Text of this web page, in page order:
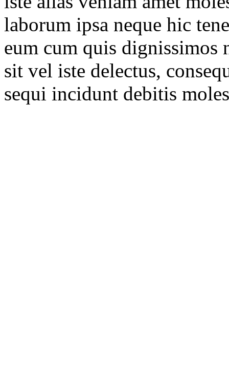
laborum ipsa neque hic
eum cum quis dignissimos
sit vel iste delectus,
sequi incidunt debitis